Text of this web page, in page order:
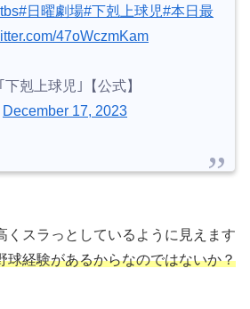
#日曜劇場#下剋上球児#本日最
47oWczmKam
剋上球児｣【公式】
December 17, 2023
くスラっとしているように見えます
球経験があるからなのではないか？